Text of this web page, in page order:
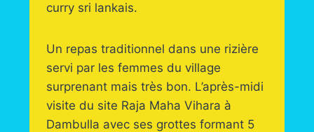
curry sri lankais.
Un repas traditionnel dans une rizière
servi par les femmes du village
surprenant mais très bon. L’après-midi
visite du site Raja Maha Vihara à
Dambulla avec ses grottes formant 5